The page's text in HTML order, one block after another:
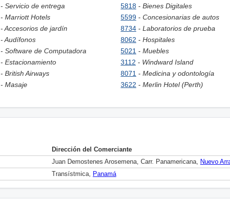
- Servicio de entrega 5818 - Bienes Digitales
- Marriott Hotels 5599 - Concesionarias de autos
- Accesorios de jardín 8734 - Laboratorios de prueba
- Audífonos 8062 - Hospitales
- Software de Computadora 5021 - Muebles
- Estacionamiento 3112 - Windward Island
- British Airways 8071 - Medicina y odontología
- Masaje 3622 - Merlin Hotel (Perth)
Dirección del Comerciante
Juan Demostenes Arosemena, Carr. Panamericana, Nuevo
Transístmica, Panamá